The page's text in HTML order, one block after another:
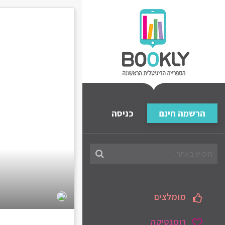
הרשמה חינם כניסה
מומלצים
רומנטיקה